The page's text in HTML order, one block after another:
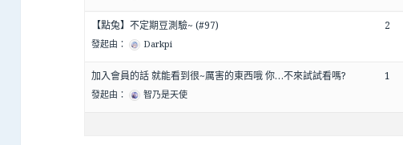
【點兔】不定期豆測驗~ (#97)
發起由： Darkpi
2
加入會員的話 就能看到很~厲害的東西哦 你…不來試試看嗎?
發起由： 智乃是天使
1